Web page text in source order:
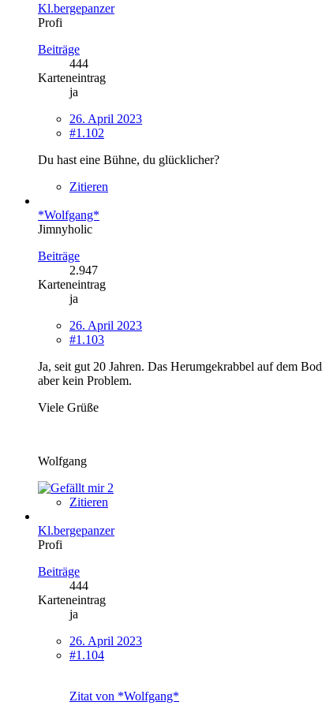
Kl.bergepanzer
Profi
Beiträge
444
Karteneintrag
ja
26. April 2023
#1.102
Du hast eine Bühne, du glücklicher?
Zitieren
*Wolfgang*
Jimnyholic
Beiträge
2.947
Karteneintrag
ja
26. April 2023
#1.103
Ja, seit gut 20 Jahren. Das Herumgekrabbel auf dem
aber kein Problem.
Viele Grüße
Wolfgang
2
Zitieren
Kl.bergepanzer
Profi
Beiträge
444
Karteneintrag
ja
26. April 2023
#1.104
Zitat von *Wolfgang*